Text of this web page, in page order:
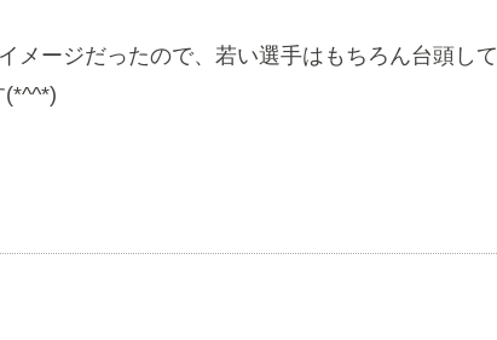
メージだったので、若い選手はもちろん台頭して